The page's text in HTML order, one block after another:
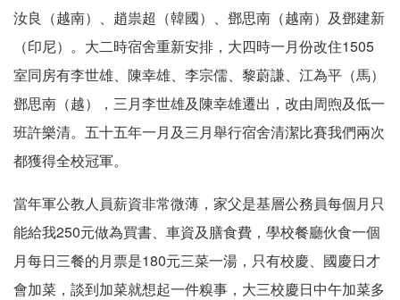
汝良（越南）、趙祟超（韓國）、鄧思南（越南）及鄧建新
（印尼）。大二時宿舍重新安排，大四時一月份改住1505
室同房有李世雄、陳幸雄、李宗儒、黎蔚謙、江為平（馬）
鄧思南（越），三月李世雄及陳幸雄遷出，改由周煦及低一
班許樂清。五十五年一月及三月舉行宿舍清潔比賽我們兩次
都獲得全校冠軍。
當年軍公教人員薪資非常微薄，家父是基層公務員每個月只
能給我250元做為買書、車資及膳食費，學校餐廳伙食一個
月每日三餐的月票是180元三菜一湯，只有校慶、國慶日才
會加菜，談到加菜就想起一件糗事，大三校慶日中午加菜多